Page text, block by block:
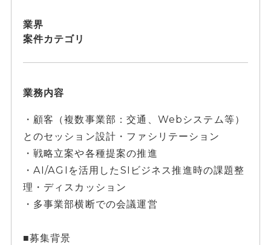
業界
案件カテゴリ
業務内容
・顧客（複数事業部：交通、Webシステム等）
とのセッション設計・ファシリテーション
・戦略立案や各種提案の推進
・AI/AGIを活用したSIビジネス推進時の課題整
理・ディスカッション
・多事業部横断での会議運営
■募集背景